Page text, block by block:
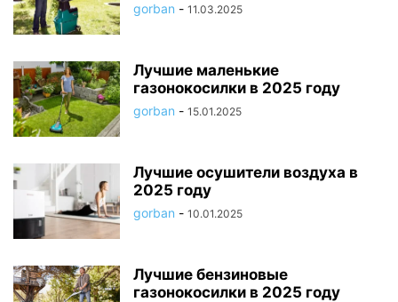
gorban - 11.03.2025
Лучшие маленькие
газонокосилки в 2025 году
gorban - 15.01.2025
Лучшие осушители воздуха в
2025 году
gorban - 10.01.2025
Лучшие бензиновые
газонокосилки в 2025 году